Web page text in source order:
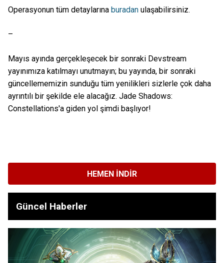
Operasyonun tüm detaylarına buradan ulaşabilirsiniz.
–
Mayıs ayında gerçekleşecek bir sonraki Devstream
yayınımıza katılmayı unutmayın; bu yayında, bir sonraki
güncellememizin sunduğu tüm yenilikleri sizlerle çok daha
ayrıntılı bir şekilde ele alacağız. Jade Shadows:
Constellations'a giden yol şimdi başlıyor!
HEMEN İNDIR
Güncel Haberler